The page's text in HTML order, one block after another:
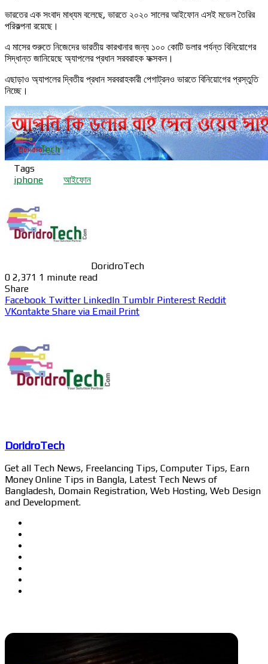
ভারতের এক সংবাদ মাধ্যম বলেছে, ভারতে ২০২০ সালের আইফোন এসই মডেল তৈরির
পরিকল্পনা রয়েছে।
এ মাসের শুরুতে নিজেদের ভারতীয় কারখানার জন্য ১০০ কোটি ডলার পর্যন্ত বিনিয়োগের
সিদ্ধান্ত জানিয়েছে অ্যাপলের প্রধান সরবরাহক ফক্সকন।
এছাড়াও অ্যাপলের দ্বিতীয় প্রধান সরবরাহকারী পেগাট্রনও ভারতে বিনিয়োগের প্রস্তুতি
নিচ্ছে।
Tags
iphone
আইফোন
DoridroTech
0 2,371 1 minute read
Share
Facebook Twitter LinkedIn Tumblr Pinterest Reddit
VKontakte Share via Email Print
DoridroTech
Get all Tech News, Freelancing Tips, Computer Tips, Earn
Money Online Tips in Bangla, Latest Tech News of
Bangladesh, Domain Registration, Web Hosting, Web Design
and Development.